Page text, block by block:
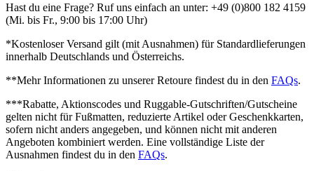
Hast du eine Frage? Ruf uns einfach an unter: +49 (0)800 182 4159
(Mi. bis Fr., 9:00 bis 17:00 Uhr)
*Kostenloser Versand gilt (mit Ausnahmen) für Standardlieferungen
innerhalb Deutschlands und Österreichs.
**Mehr Informationen zu unserer Retoure findest du in den FAQs.
***Rabatte, Aktionscodes und Ruggable-Gutschriften/Gutscheine
gelten nicht für Fußmatten, reduzierte Artikel oder Geschenkkarten,
sofern nicht anders angegeben, und können nicht mit anderen
Angeboten kombiniert werden. Eine vollständige Liste der
Ausnahmen findest du in den FAQs.